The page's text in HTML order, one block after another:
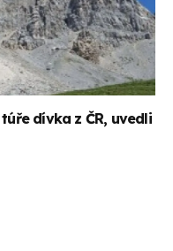
dívka z ČR, uvedli